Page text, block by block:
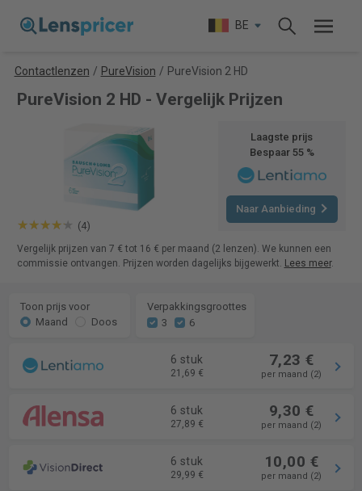
BE
Contactlenzen / PureVision / PureVision 2 HD
PureVision 2 HD - Vergelijk Prijzen
(4)
Laagste prijs
Bespaar 55 %
Naar Aanbieding
Vergelijk prijzen van 7 € tot 16 € per maand (2 lenzen). We kunnen een
commissie ontvangen. Prijzen worden dagelijks bijgewerkt. Lees meer.
Toon prijs voor
Maand
Doos
Verpakkingsgroottes
3
6
6 stuk
21,69 €
7,23 €
per maand (2)
6 stuk
27,89 €
9,30 €
per maand (2)
6 stuk
29,99 €
10,00 €
per maand (2)